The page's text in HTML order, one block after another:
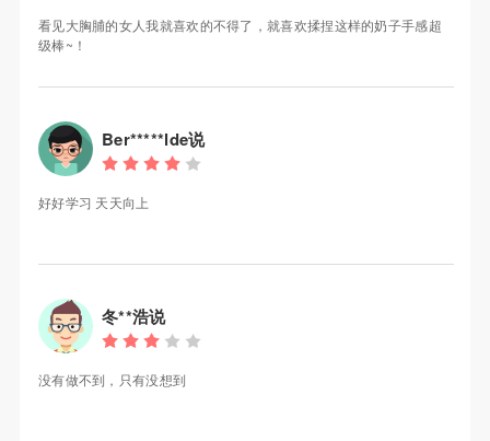
看见大胸脯的女人我就喜欢的不得了，就喜欢揉捏这样的奶子手感超
级棒~！
Ber*****lde说
好好学习 天天向上
冬**浩说
没有做不到，只有没想到